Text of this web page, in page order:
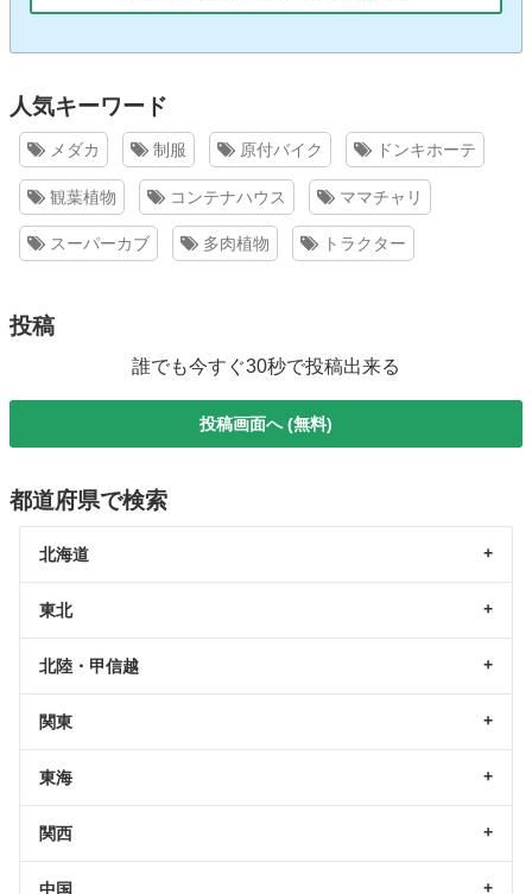
人気キーワード
メダカ 制服 原付バイク ドンキホーテ
観葉植物 コンテナハウス ママチャリ
スーパーカブ 多肉植物 トラクター
投稿
誰でも今すぐ30秒で投稿出来る
投稿画面へ (無料)
都道府県で検索
北海道
東北
北陸・甲信越
関東
東海
関西
中国